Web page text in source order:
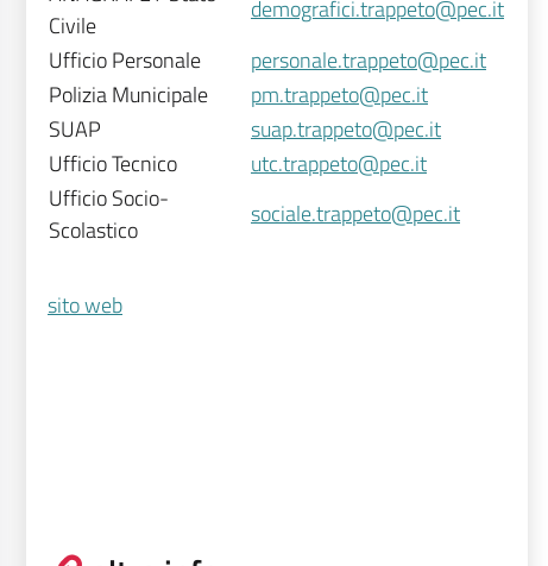
Civile
demografici.trappeto@pec.it
Ufficio Personale
personale.trappeto@pec.it
Polizia Municipale
pm.trappeto@pec.it
SUAP
suap.trappeto@pec.it
Ufficio Tecnico
utc.trappeto@pec.it
Ufficio Socio-
Scolastico
sociale.trappeto@pec.it
sito web